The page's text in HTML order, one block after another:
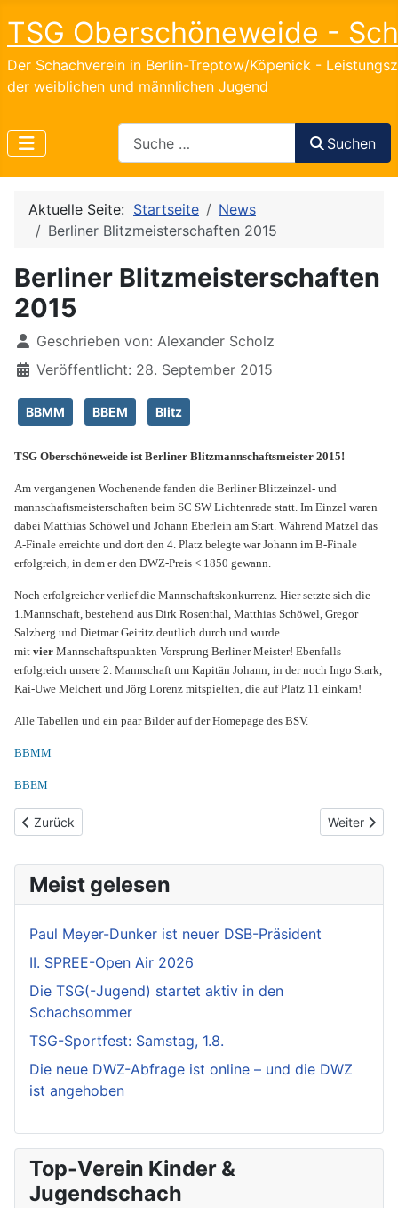
TSG Oberschöneweide -
Der Schachverein in Berlin-Treptow/Köpenick -
der weiblichen und männlichen Jugend
Suchen
Aktuelle Seite: Startseite
News
Berliner Blitzmeisterschaften 2015
Berliner Blitzmeisterschaften
2015
DetailsGeschrieben von: Alexander Scholz
Veröffentlicht: 28. September 2015
BBMM BBEM Blitz
TSG Oberschöneweide ist Berliner Blitzmannschaftsmeister 2015!
Am vergangenen Wochenende fanden die Berliner Blitzeinzel- und
mannschaftsmeisterschaften beim SC SW Lichtenrade statt. Im Einzel waren
dabei Matthias Schöwel und Johann Eberlein am Start. Während Matzel das
A-Finale erreichte und dort den 4. Platz belegte war Johann im B-Finale
erfolgreich, in dem er den DWZ-Preis < 1850 gewann.
Noch erfolgreicher verlief die Mannschaftskonkurrenz. Hier setzte sich die
1.Mannschaft, bestehend aus Dirk Rosenthal, Matthias Schöwel, Gregor
Salzberg und Dietmar Geiritz deutlich durch und wurde
mit vier Mannschaftspunkten Vorsprung Berliner Meister! Ebenfalls
erfolgreich unsere 2. Mannschaft um Kapitän Johann, in der noch Ingo Stark,
Kai-Uwe Melchert und Jörg Lorenz mitspielten, die auf Platz 11 einkam!
Alle Tabellen und ein paar Bilder auf der Homepage des BSV.
BBMM
BBEM
Vorheriger Beitrag: Schulschach AG der TSG in Karlshorst
Zurück Nächster
Weiter
Meist gelesen
Paul Meyer-Dunker ist neuer DSB-Präsident
II. SPREE-Open Air 2026
Die TSG(-Jugend) startet aktiv in den
Schachsommer
TSG-Sportfest: Samstag, 1.8.
Die neue DWZ-Abfrage ist online – und die DWZ
ist angehoben
Top-Verein Kinder &
Jugendschach